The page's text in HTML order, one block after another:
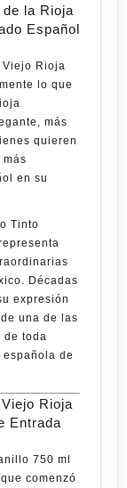
la Rioja
Español
Viejo Rioja
lo que
más
quieren
en su
Tinto
Décadas
expresión
una de las
de toda
de
Rioja
Entrada
750 ml
comenzó